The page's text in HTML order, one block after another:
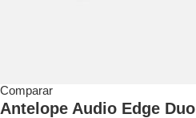
Comparar
Antelope Audio Edge Duo